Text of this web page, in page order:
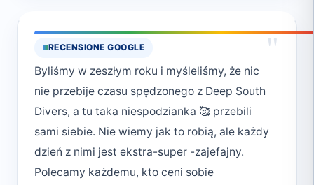
RECENSIONE GOOGLE "
Byliśmy w zeszłym roku i myśleliśmy, że nic
nie przebije czasu spędzonego z Deep South
Divers, a tu taka niespodzianka 🥰 przebili
sami siebie. Nie wiemy jak to robią, ale każdy
dzień z nimi jest ekstra-super -zajefajny.
Polecamy każdemu, kto ceni sobie